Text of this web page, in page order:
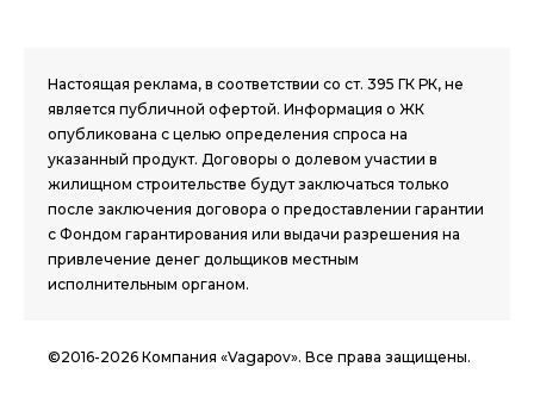
Настоящая реклама, в соответствии со ст. 395 ГК РК, не
является публичной офертой. Информация о ЖК
опубликована с целью определения спроса на
указанный продукт. Договоры о долевом участии в
жилищном строительстве будут заключаться только
после заключения договора о предоставлении гарантии
с Фондом гарантирования или выдачи разрешения на
привлечение денег дольщиков местным
исполнительным органом.
©2016-2026 Компания «Vagapov». Все права защищены.